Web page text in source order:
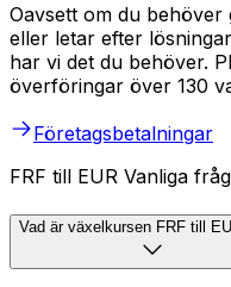
Oavsett om du
eller letar efter
har vi det du behöver.
överföringar över 130
Företagsbetalningar
FRF till EUR Vanliga
Vad är växelkursen FRF till